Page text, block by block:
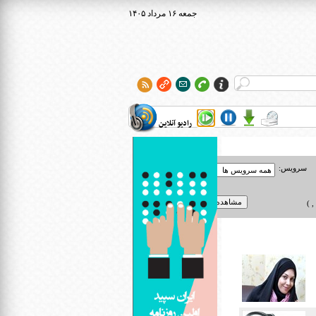
۱۴۰۵ جمعه ۱۶ مرداد
رادیو آنلاین
سرویس:
, )